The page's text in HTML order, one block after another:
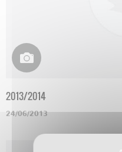
2013/2014
24/06/2013